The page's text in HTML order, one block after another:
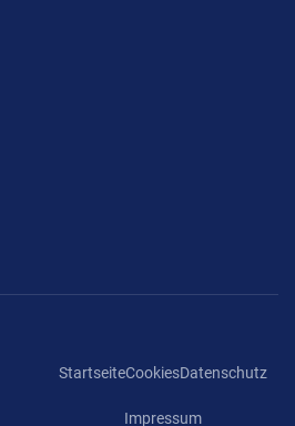
StartseiteCookiesDatenschutz
Impressum